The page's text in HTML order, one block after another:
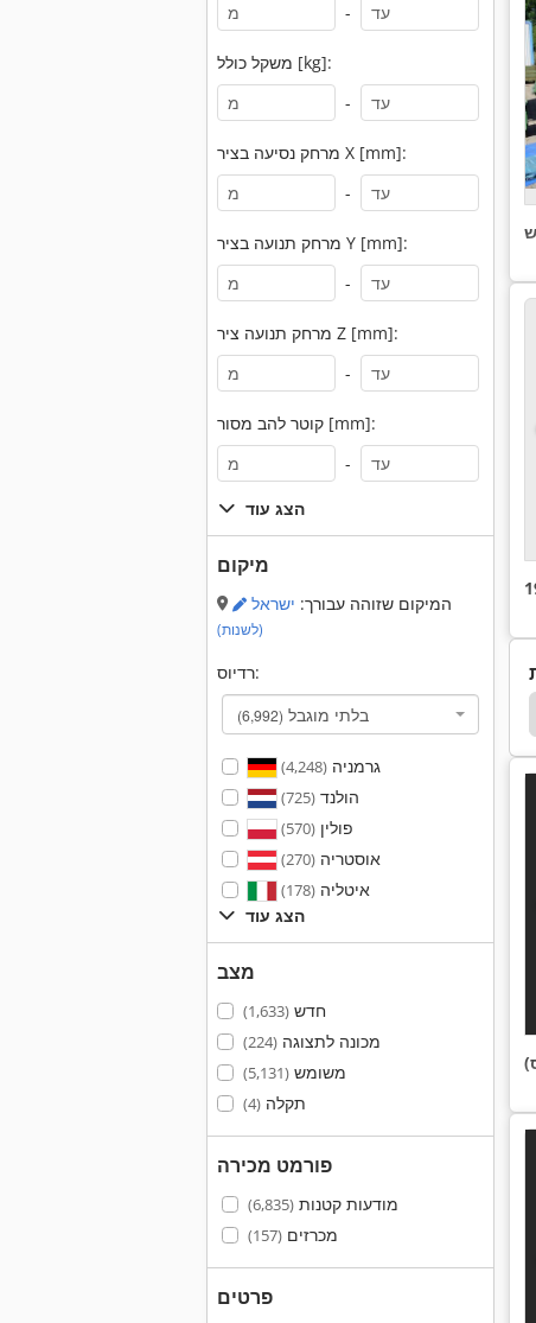
-
משקל כולל [kg]:
-
מרחק נסיעה בציר X [mm]:
-
מרחק תנועה בציר Y [mm]:
-
מרחק תנועה ציר Z [mm]:
-
קוטר להב מסור [mm]:
-
הצג עוד
מיקום
המיקום שזוהה עבורך: ישראל
(לשנות)
רדיוס:
בלתי מוגבל (6,992)
גרמניה(4,248)
הולנד(725)
פולין(570)
אוסטריה(270)
איטליה(178)
הצג עוד
מצב
חדש(1,633)
מכונה לתצוגה(224)
משומש(5,131)
תקלה(4)
פורמט מכירה
מודעות קטנות(6,835)
מכרזים(157)
פרטים
מפריד שומן מפריד שבבים